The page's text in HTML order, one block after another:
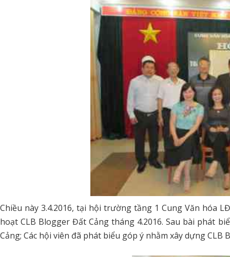
Chiều này 3.4.2016, tại hội trường tầng 1 Cung Văn hóa
hoạt CLB Blogger Đất Cảng tháng 4.2016. Sau bài phát
Cảng; Các hội viên đã phát biểu góp ý nhằm xây dựng